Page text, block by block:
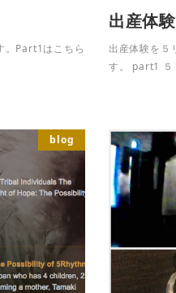
。Part1はこちら
出産体
出産体験を５
す。 part1 ５
blog